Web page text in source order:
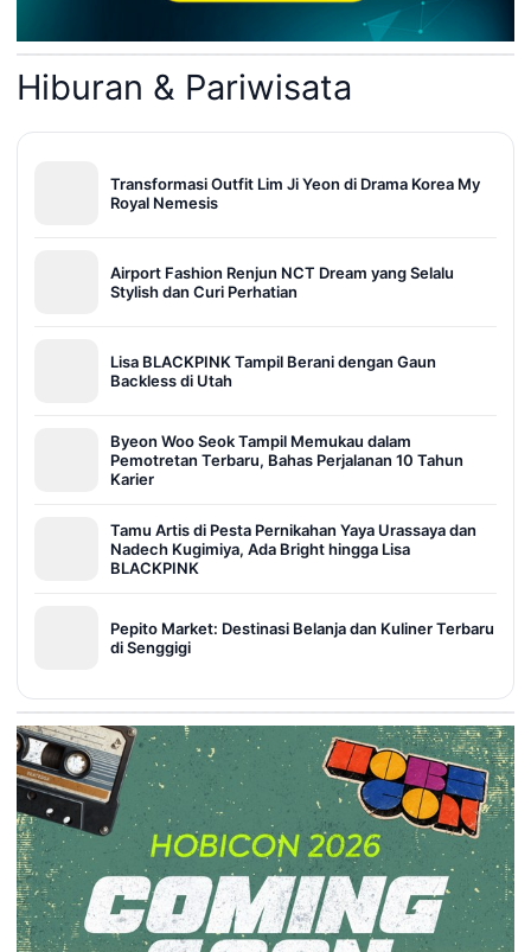
Hiburan & Pariwisata
Transformasi Outfit Lim Ji Yeon di Drama Korea My
Royal Nemesis
Airport Fashion Renjun NCT Dream yang Selalu
Stylish dan Curi Perhatian
Lisa BLACKPINK Tampil Berani dengan Gaun
Backless di Utah
Byeon Woo Seok Tampil Memukau dalam
Pemotretan Terbaru, Bahas Perjalanan 10 Tahun
Karier
Tamu Artis di Pesta Pernikahan Yaya Urassaya dan
Nadech Kugimiya, Ada Bright hingga Lisa
BLACKPINK
Pepito Market: Destinasi Belanja dan Kuliner Terbaru
di Senggigi